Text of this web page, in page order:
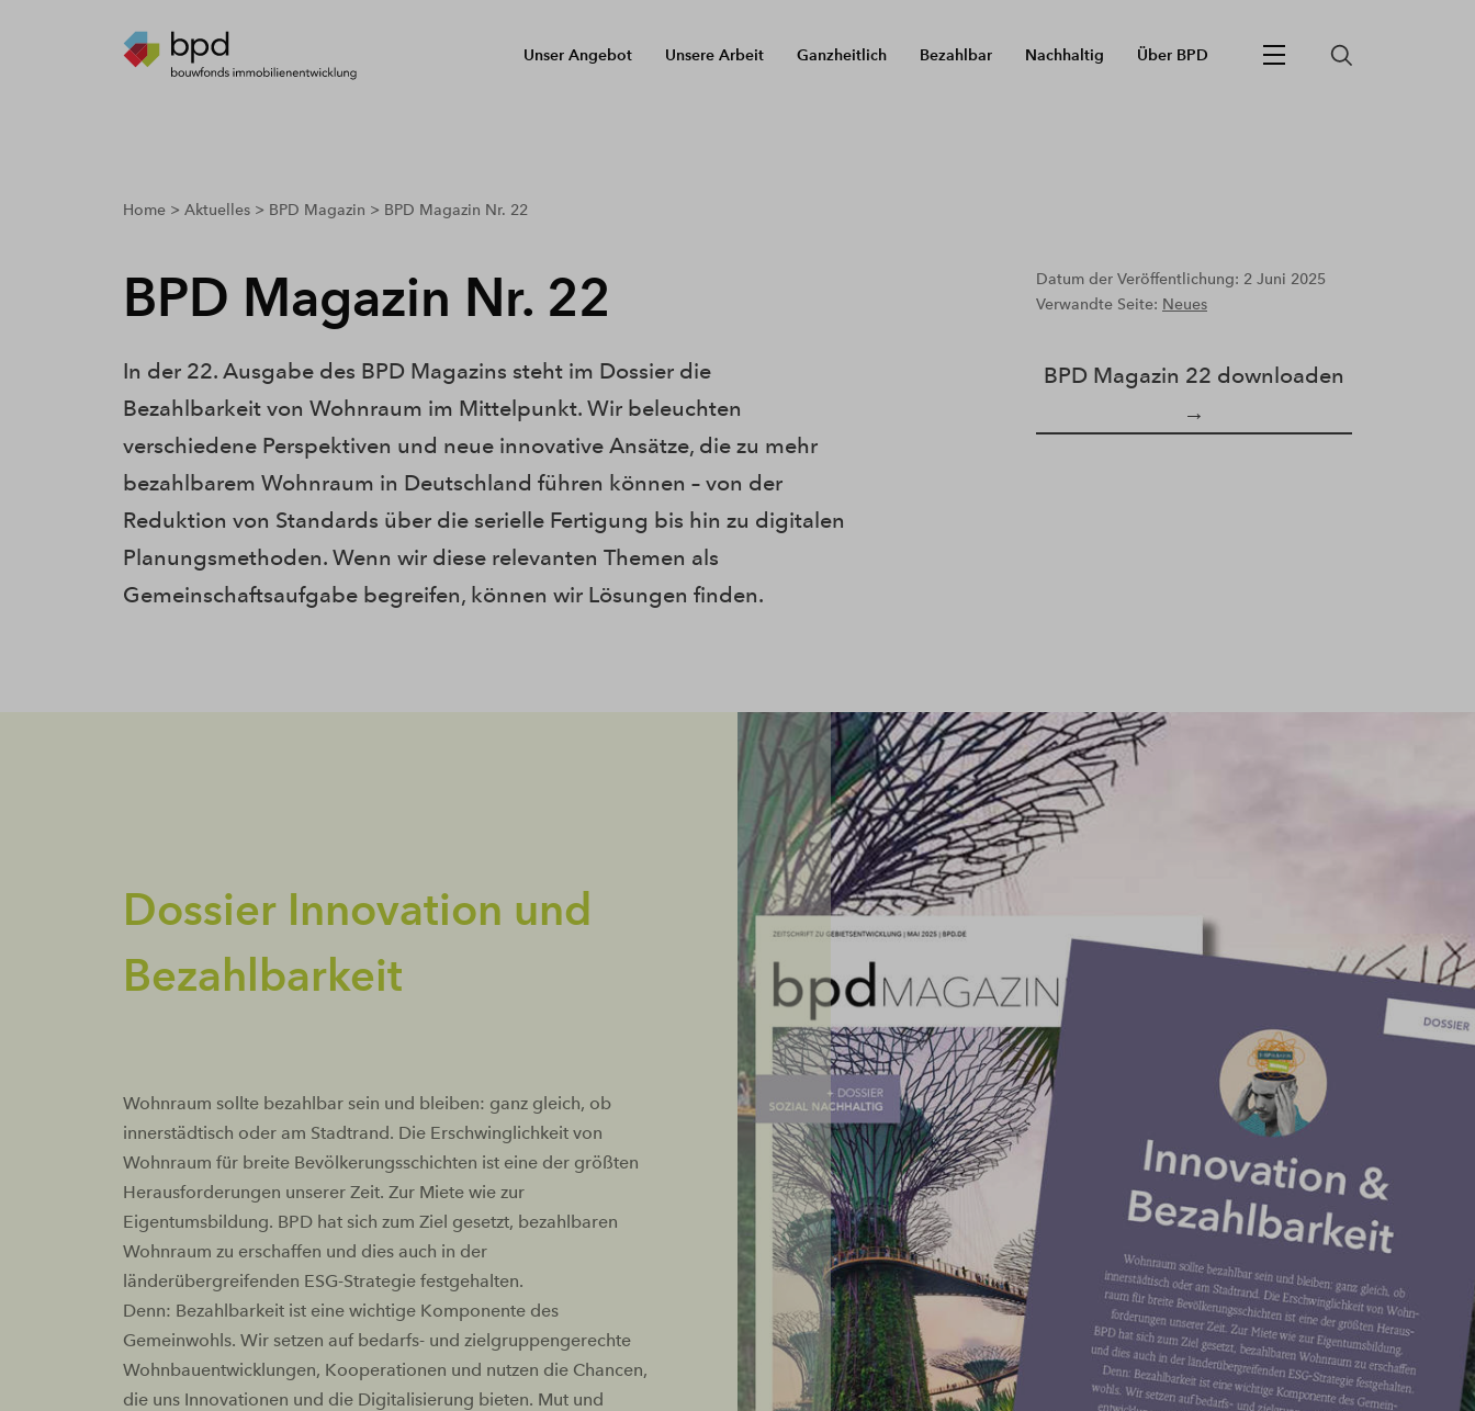
Unser Angebot Unsere Arbeit Ganzheitlich Bezahlbar Nachhaltig Über BPD
breadcrumbs.youarehere
Home Aktuelles BPD Magazin BPD Magazin Nr. 22
BPD Magazin Nr. 22
In der 22. Ausgabe des BPD Magazins steht im Dossier die
Bezahlbarkeit von Wohnraum im Mittelpunkt. Wir beleuchten
verschiedene Perspektiven und neue innovative Ansätze, die zu mehr
bezahlbarem Wohnraum in Deutschland führen können – von der
Reduktion von Standards über die serielle Fertigung bis hin zu digitalen
Planungsmethoden. Wenn wir diese relevanten Themen als
Gemeinschaftsaufgabe begreifen, können wir Lösungen finden.
Datum der Veröffentlichung: 2 Juni 2025
Verwandte Seite: Neues
BPD Magazin 22 downloaden
→
Dossier Innovation und
Bezahlbarkeit
Wohnraum sollte bezahlbar sein und bleiben: ganz gleich, ob
innerstädtisch oder am Stadtrand. Die Erschwinglichkeit von
Wohnraum für breite Bevölkerungsschichten ist eine der größten
Herausforderungen unserer Zeit. Zur Miete wie zur
Eigentumsbildung. BPD hat sich zum Ziel gesetzt, bezahlbaren
Wohnraum zu erschaffen und dies auch in der
länderübergreifenden ESG-Strategie festgehalten.
Denn: Bezahlbarkeit ist eine wichtige Komponente des
Gemeinwohls. Wir setzen auf bedarfs- und zielgruppengerechte
Wohnbauentwicklungen, Kooperationen und nutzen die Chancen,
die uns Innovationen und die Digitalisierung bieten. Mut und